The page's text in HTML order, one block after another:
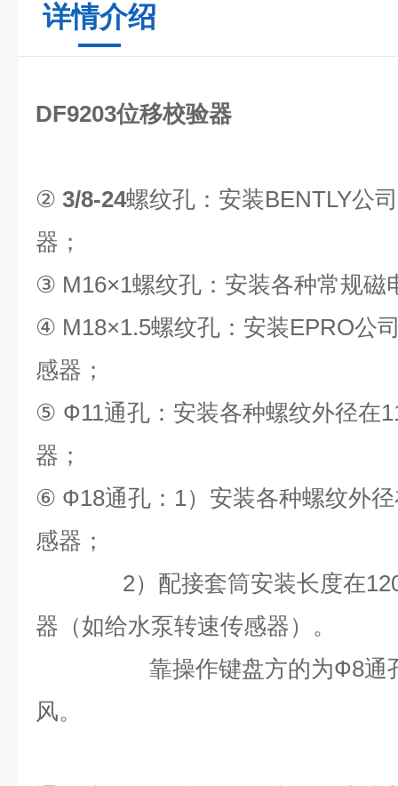
详情介绍
DF9203位移校验器
② 3/8-24螺纹孔：安装BENTLY公
器；
③ M16×1螺纹孔：安装各种常规磁
④ M18×1.5螺纹孔：安装EPRO公
感器；
⑤ Ф11通孔：安装各种螺纹外径在
器；
⑥ Ф18通孔： 1）安装各种螺纹外
感器；
2）配接套筒安装长度在
器（如给水泵转速传感器）。
靠操作键盘方的为Ф8通
风。